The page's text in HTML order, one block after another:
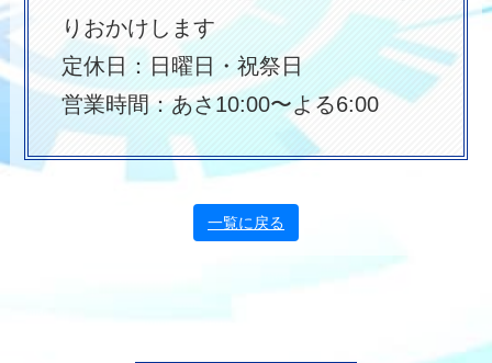
りおかけします
定休日：日曜日・祝祭日
営業時間：あさ10:00〜よる6:00
一覧に戻る